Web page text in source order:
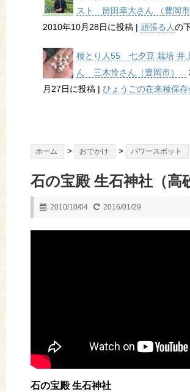
スト 留田幸大さん （豊岡
2010年10月28日に投稿 | 頑張る人の
種とり人55 七夕豆 栽培 井
ん 三木怜さん（豊岡市）...
月27日に投稿 | ひょうごの在来種保存
ホーム > おでかけ > パワースポット
石の宝殿 生石神社（高
2010/10/04 2016/01/29
石の宝殿 生石神社